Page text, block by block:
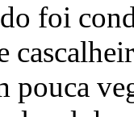
foi
pouca